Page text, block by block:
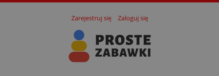
Zarejestruj się Zaloguj się